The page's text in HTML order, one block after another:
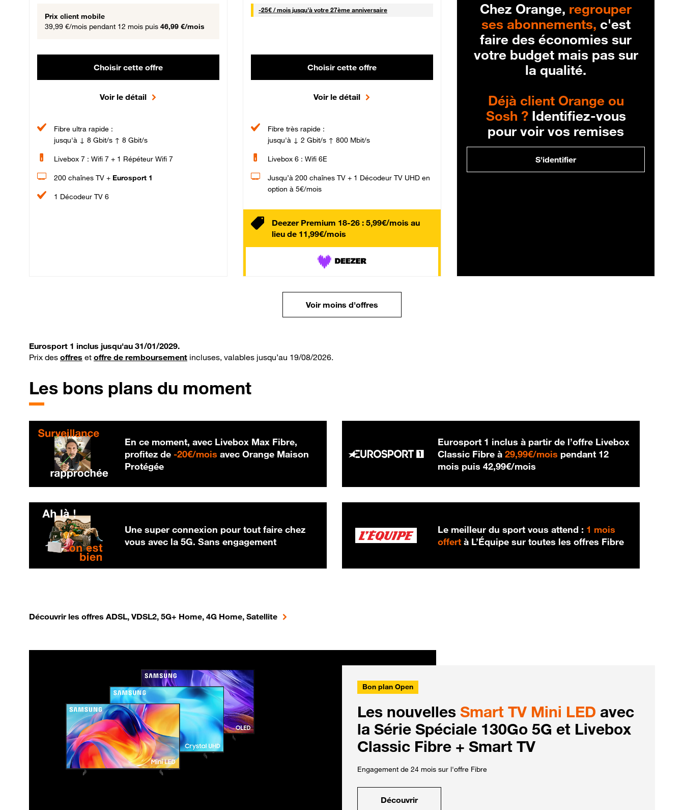
Prix client mobile
39,99 €/mois pendant 12 mois puis 46,99 €/mois
Choisir cette offre
Voir le détail
Fibre ultra rapide :
jusqu'à ↓ 8 Gbit/s ↑ 8 Gbit/s
Livebox 7 : Wifi 7 + 1 Répéteur Wifi 7
200 chaînes TV + Eurosport 1
1 Décodeur TV 6
-25€ / mois25 € par mois
jusqu'à votre 27ème anniversaire
Choisir cette offre
Voir le détail
Fibre très rapide :
jusqu'à ↓ 2 Gbit/s ↑ 800 Mbit/s
Livebox 6 : Wifi 6E
Jusqu’à 200 chaînes TV + 1 Décodeur TV UHD en
option à 5€/mois
Deezer Premium 18-26 : 5,99€/mois au
lieu de 11,99€/mois
Chez Orange, regrouper
ses abonnements, c'est
faire des économies sur
votre budget mais pas sur
la qualité.
Déjà client Orange ou
Sosh ?Identifiez-vous
pour voir vos remises
S'identifier
Voir moins d'offres
Eurosport 1 inclus jusqu'au 31/01/2029.
Prix des offres et offre de remboursement incluses, valables jusqu’au 19/08/2026.
Les bons plans du moment
En ce moment, avec Livebox Max Fibre,
profitez de -20€/mois 20 € par mois
avec Orange Maison
Protégée
Eurosport 1 inclus à partir de l’offre Livebox
Classic Fibre à29,99€/mois 29,99 € par mois
pendant 12
mois puis42,99€/mois
Une super connexion pour tout faire chez
vous avec la 5G. Sans engagement
Le meilleur du sport vous attend : 1 mois
offert à L’Équipe sur toutes les offres Fibre
Découvrir les offres ADSL, VDSL2, 5G+ Home, 4G Home, Satellite
Bon plan Open
Les nouvelles Smart TV Mini LED avec
la Série Spéciale 130Go 5G et Livebox
Classic Fibre + Smart TV
Engagement de 24 mois sur l'offre Fibre
Découvrir